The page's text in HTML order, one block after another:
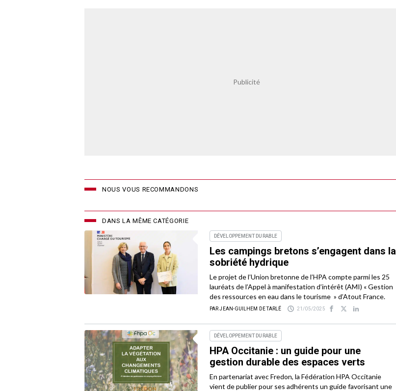
NOUS VOUS RECOMMANDONS
DANS LA MÊME CATÉGORIE
DÉVELOPPEMENT DURABLE
Les campings bretons s’engagent dans la
sobriété hydrique
Le projet de l’Union bretonne de l’HPA compte parmi les 25
lauréats de l’Appel à manifestation d’intérêt (AMI) « Gestion
des ressources en eau dans le tourisme » d’Atout France.
PAR JEAN-GUILHEM DE TARLÉ 21/05/2025
DÉVELOPPEMENT DURABLE
HPA Occitanie : un guide pour une
gestion durable des espaces verts
En partenariat avec Fredon, la Fédération HPA Occitanie
vient de publier pour ses adhérents un guide favorisant une